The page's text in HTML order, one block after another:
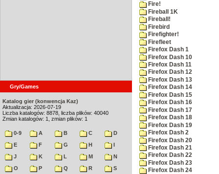
Gry/Games
Katalog gier (konwencja Kaz)
Aktualizacja: 2026-07-19
Liczba katalogów: 8878, liczba plików: 40040
Zmian katalogów: 1, zmian plików: 1
0-9 A B C
D
E
F G H
I
J
K L M
N
O
P Q R
S
Fire!
Fireball 1K
Fireball!
Firebird
Firefighter!
Firefleet
Firefox Dash 1
Firefox Dash 10
Firefox Dash 11
Firefox Dash 12
Firefox Dash 13
Firefox Dash 14
Firefox Dash 15
Firefox Dash 16
Firefox Dash 17
Firefox Dash 18
Firefox Dash 19
Firefox Dash 2
Firefox Dash 20
Firefox Dash 21
Firefox Dash 22
Firefox Dash 23
Firefox Dash 24